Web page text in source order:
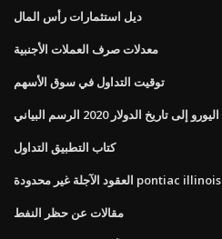
ديل استثمارات رأس المال
معدلات صرف العملات الأجنبية
توقيت التداول في سوق الأسهم
اليورو إلى تاريخ الدولار 2020 الرسم البياني
كتاب التطبيق التداول
العقود الآجلة غير محدودة pontiac illinois
مقالات عن حظر النفط